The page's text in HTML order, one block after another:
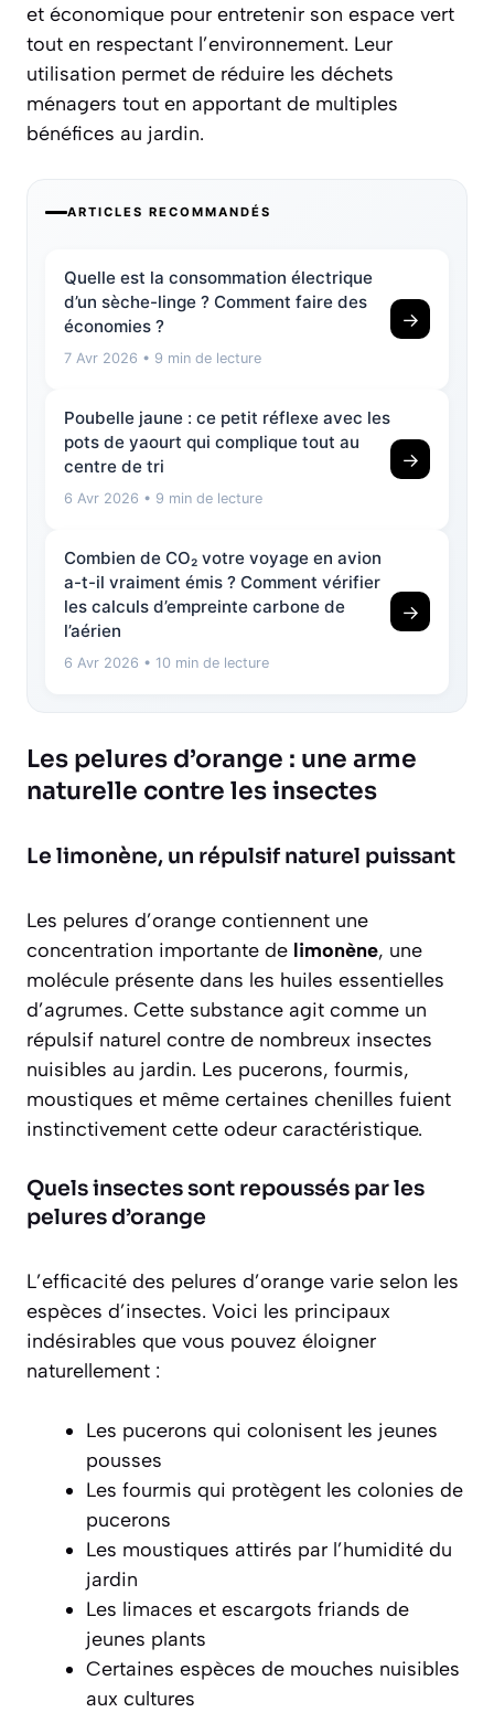
et économique pour entretenir son espace vert
tout en respectant l’environnement. Leur
utilisation permet de réduire les déchets
ménagers tout en apportant de multiples
bénéfices au jardin.
ARTICLES RECOMMANDÉS
Quelle est la consommation électrique
d’un sèche-linge ? Comment faire des
économies ?
7 Avr 2026 • 9 min de lecture
→
Poubelle jaune : ce petit réflexe avec les
pots de yaourt qui complique tout au
centre de tri
6 Avr 2026 • 9 min de lecture
→
Combien de CO₂ votre voyage en avion
a-t-il vraiment émis ? Comment vérifier
les calculs d’empreinte carbone de
l’aérien
6 Avr 2026 • 10 min de lecture
→
Les pelures d’orange : une arme
naturelle contre les insectes
Le limonène, un répulsif naturel puissant
Les pelures d’orange contiennent une
concentration importante de limonène, une
molécule présente dans les huiles essentielles
d’agrumes. Cette substance agit comme un
répulsif naturel contre de nombreux insectes
nuisibles au jardin. Les pucerons, fourmis,
moustiques et même certaines chenilles fuient
instinctivement cette odeur caractéristique.
Quels insectes sont repoussés par les
pelures d’orange
L’efficacité des pelures d’orange varie selon les
espèces d’insectes. Voici les principaux
indésirables que vous pouvez éloigner
naturellement :
Les pucerons qui colonisent les jeunes
pousses
Les fourmis qui protègent les colonies de
pucerons
Les moustiques attirés par l’humidité du
jardin
Les limaces et escargots friands de
jeunes plants
Certaines espèces de mouches nuisibles
aux cultures